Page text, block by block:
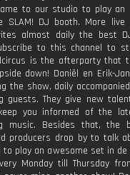
to our studio to play an
SLAM! DJ booth. More live
almost daily the best
to this channel to
is the afterparty that
down! Daniël en Erik-
the show, daily
guests. They give new
you informed of the
music. Besides that, the
producers drop by to talk
to play an awesome set in de
Monday till Thursday